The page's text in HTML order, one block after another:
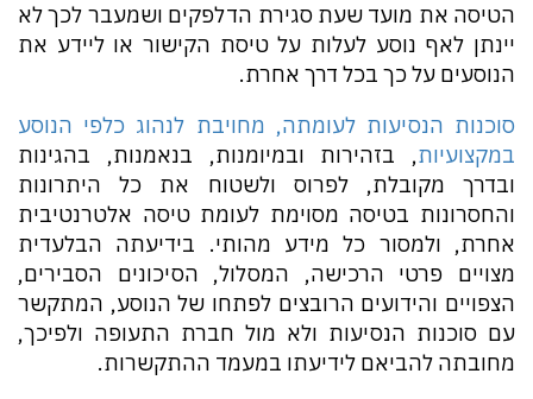
הטיסה את מועד שעת סגירת הדלפקים ושמעבר לכך לא
יינתן לאף נוסע לעלות על טיסת הקישור או ליידע את
הנוסעים על כך בכל דרך אחרת.
סוכנות הנסיעות לעומתה, מחויבת לנהוג כלפי הנוסע
במקצועיות, בזהירות ובמיומנות, בנאמנות, בהגינות
ובדרך מקובלת, לפרוס ולשטוח את כל היתרונות
והחסרונות בטיסה מסוימת לעומת טיסה אלטרנטיבית
אחרת, ולמסור כל מידע מהותי. בידיעתה הבלעדית
מצויים פרטי הרכישה, המסלול, הסיכונים הסבירים,
הצפויים והידועים הרובצים לפתחו של הנוסע, המתקשר
עם סוכנות הנסיעות ולא מול חברת התעופה ולפיכך,
מחובתה להביאם לידיעתו במעמד ההתקשרות.